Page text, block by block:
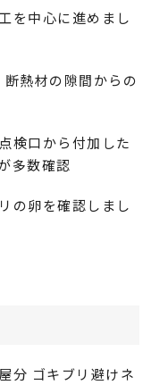
を中心に進めまし
熱材の隙間からの
検口から付加した
多数確認
の卵を確認しまし
分 ゴキブリ避けネ